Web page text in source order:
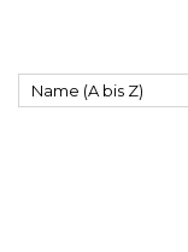
Name (A bis Z)